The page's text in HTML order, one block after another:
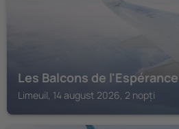
Les Balcons de l'Espérance
Limeuil, 14 august 2026, 2 nopți